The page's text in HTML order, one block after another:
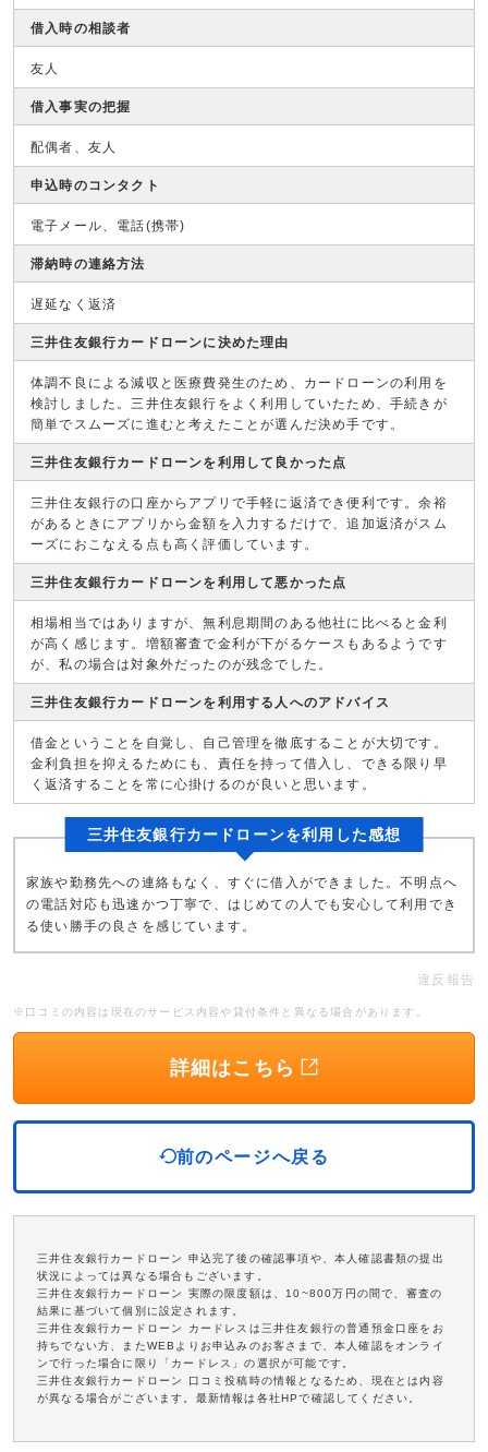
借入時の相談者
友人
借入事実の把握
配偶者、友人
申込時のコンタクト
電子メール、電話(携帯)
滞納時の連絡方法
遅延なく返済
三井住友銀行カードローンに決めた理由
体調不良による減収と医療費発生のため、カードローンの利用を
検討しました。三井住友銀行をよく利用していたため、手続きが
簡単でスムーズに進むと考えたことが選んだ決め手です。
三井住友銀行カードローンを利用して良かった点
三井住友銀行の口座からアプリで手軽に返済でき便利です。余裕
があるときにアプリから金額を入力するだけで、追加返済がスム
ーズにおこなえる点も高く評価しています。
三井住友銀行カードローンを利用して悪かった点
相場相当ではありますが、無利息期間のある他社に比べると金利
が高く感じます。増額審査で金利が下がるケースもあるようです
が、私の場合は対象外だったのが残念でした。
三井住友銀行カードローンを利用する人へのアドバイス
借金ということを自覚し、自己管理を徹底することが大切です。
金利負担を抑えるためにも、責任を持って借入し、できる限り早
く返済することを常に心掛けるのが良いと思います。
三井住友銀行カードローンを利用した感想
家族や勤務先への連絡もなく、すぐに借入ができました。不明点へ
の電話対応も迅速かつ丁寧で、はじめての人でも安心して利用でき
る使い勝手の良さを感じています。
違反報告
※口コミの内容は現在のサービス内容や貸付条件と異なる場合があります。
詳細はこちら
前のページへ戻る
三井住友銀行カードローン 申込完了後の確認事項や、本人確認書類の提出
状況によっては異なる場合もございます。
三井住友銀行カードローン 実際の限度額は、10~800万円の間で、審査の
結果に基づいて個別に設定されます。
三井住友銀行カードローン カードレスは三井住友銀行の普通預金口座をお
持ちでない方、またWEBよりお申込みのお客さまで、本人確認をオンライ
ンで行った場合に限り「カードレス」の選択が可能です。
三井住友銀行カードローン 口コミ投稿時の情報となるため、現在とは内容
が異なる場合がございます。最新情報は各社HPで確認してください。